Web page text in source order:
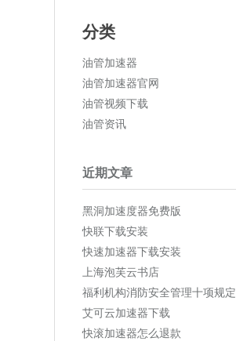
分类
油管加速器
油管加速器官网
油管视频下载
油管资讯
近期文章
黑洞加速度器免费版
快联下载安装
快速加速器下载安装
上海泡芙云书店
福利机构消防安全管理十项规定
艾可云加速器下载
快滚加速器怎么退款